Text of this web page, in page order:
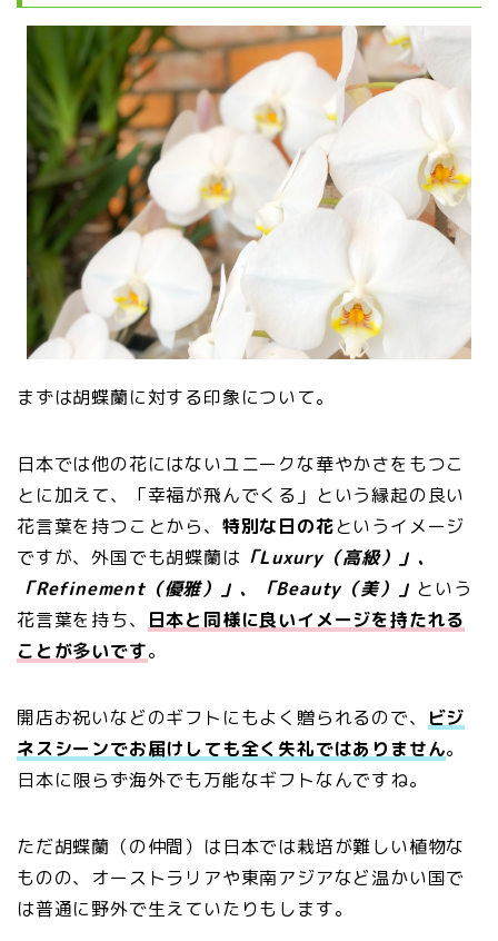
まずは胡蝶蘭に対する印象について。
日本では他の花にはないユニークな華やかさをもつこ
とに加えて、「幸福が飛んでくる」という縁起の良い
花言葉を持つことから、 特別な日の花というイメージ
ですが、外国でも胡蝶蘭は 「Luxury（高級）」、
「Refinement（優雅）」、「Beauty（美）」 という
花言葉を持ち、
日本と同様に良いイメージを持たれる
ことが多いです。
開店お祝いなどのギフトにもよく贈られるので、
ビジ
ネスシーンでお届けしても全く失礼ではありません。
日本に限らず海外でも万能なギフトなんですね。
ただ胡蝶蘭（の仲間）は日本では栽培が難しい植物な
ものの、オーストラリアや東南アジアなど温かい国で
は普通に野外で生えていたりもします。